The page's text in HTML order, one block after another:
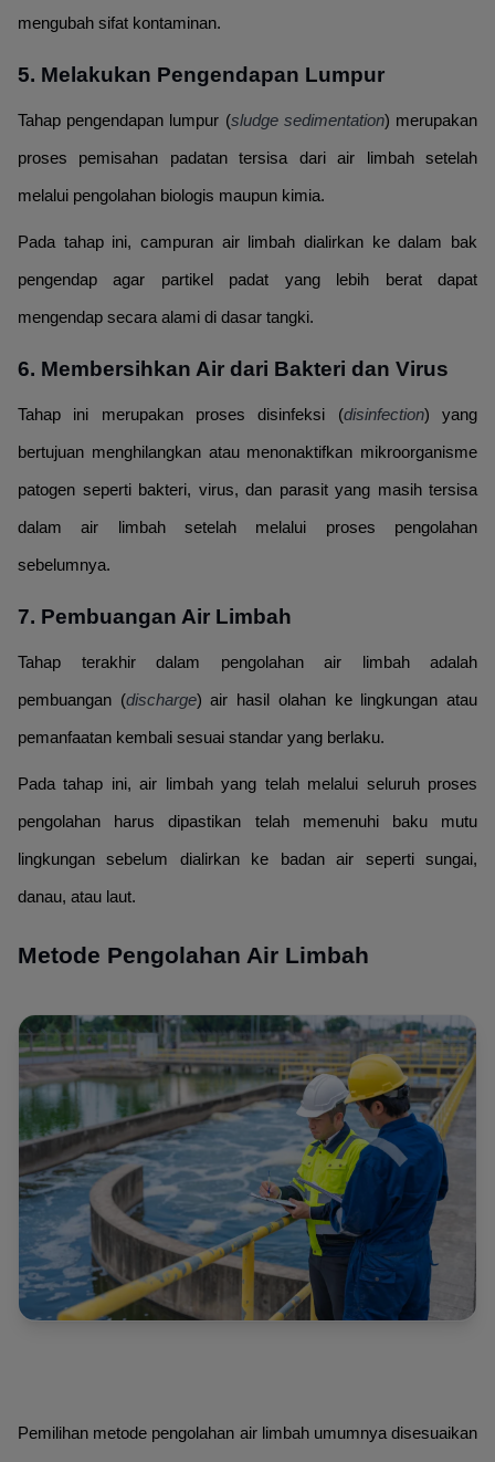
mengubah sifat kontaminan.
5. Melakukan Pengendapan Lumpur
Tahap pengendapan lumpur (sludge sedimentation) merupakan
proses pemisahan padatan tersisa dari air limbah setelah
melalui pengolahan biologis maupun kimia.
Pada tahap ini, campuran air limbah dialirkan ke dalam bak
pengendap agar partikel padat yang lebih berat dapat
mengendap secara alami di dasar tangki.
6. Membersihkan Air dari Bakteri dan Virus
Tahap ini merupakan proses disinfeksi (disinfection) yang
bertujuan menghilangkan atau menonaktifkan mikroorganisme
patogen seperti bakteri, virus, dan parasit yang masih tersisa
dalam air limbah setelah melalui proses pengolahan
sebelumnya.
7. Pembuangan Air Limbah
Tahap terakhir dalam pengolahan air limbah adalah
pembuangan (discharge) air hasil olahan ke lingkungan atau
pemanfaatan kembali sesuai standar yang berlaku.
Pada tahap ini, air limbah yang telah melalui seluruh proses
pengolahan harus dipastikan telah memenuhi baku mutu
lingkungan sebelum dialirkan ke badan air seperti sungai,
danau, atau laut.
Metode Pengolahan Air Limbah
Pemilihan metode pengolahan air limbah umumnya disesuaikan